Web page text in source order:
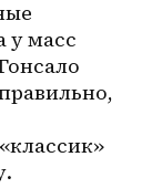
у масс